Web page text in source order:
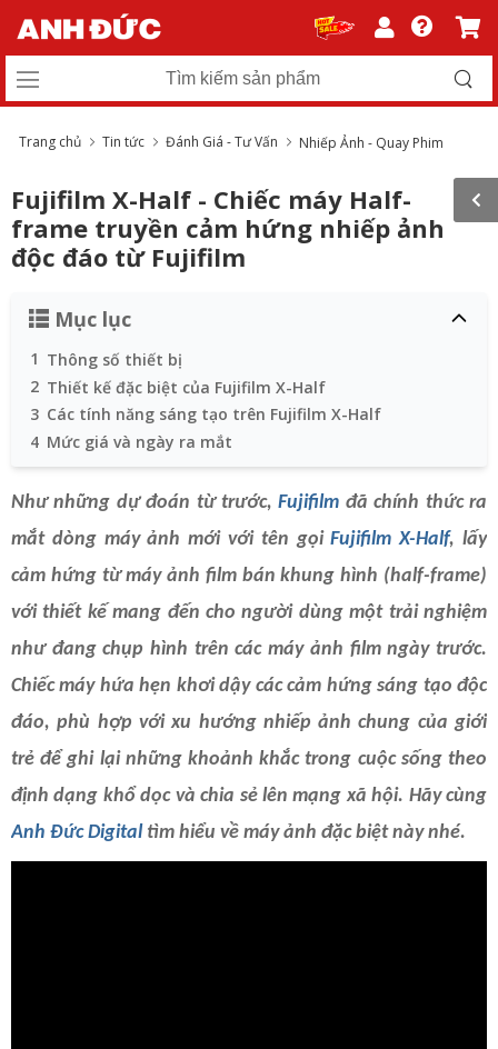
Trang chủ Tin tức Đánh Giá - Tư Vấn Nhiếp Ảnh - Quay Phim
Fujifilm X-Half - Chiếc máy Half-
frame truyền cảm hứng nhiếp ảnh
độc đáo từ Fujifilm
Mục lục
1 Thông số thiết bị
2 Thiết kế đặc biệt của Fujifilm X-Half
3 Các tính năng sáng tạo trên Fujifilm X-Half
4 Mức giá và ngày ra mắt
Như những dự đoán từ trước,Fujifilm đã chính thức ra
mắt dòng máy ảnh mới với tên gọiFujifilm X-Half, lấy
cảm hứng từ máy ảnh film bán khung hình (half-frame)
với thiết kế mang đến cho người dùng một trải nghiệm
như đang chụp hình trên các máy ảnh film ngày trước.
Chiếc máy hứa hẹn khơi dậy các cảm hứng sáng tạo độc
đáo, phù hợp với xu hướng nhiếp ảnh chung của giới
trẻ để ghi lại những khoảnh khắc trong cuộc sống theo
định dạng khổ dọc và chia sẻ lên mạng xã hội. Hãy cùng
Anh Đức Digital tìm hiểu về máy ảnh đặc biệt này nhé.